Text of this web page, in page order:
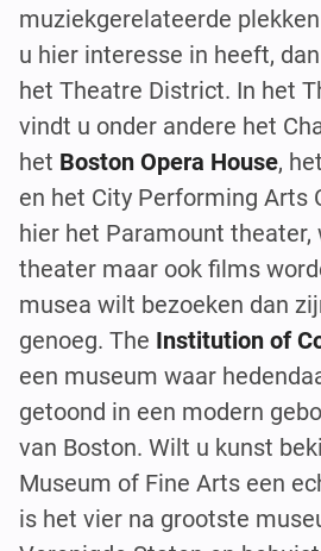
muziekgerelateerde
u hier interesse in heeft,
het Theatre District. In het
vindt u onder andere het
het Boston Opera House,
en het City Performing Arts
hier het Paramount theater,
theater maar ook films
musea wilt bezoeken dan
genoeg. The Institution of
een museum waar
getoond in een modern
van Boston. Wilt u kunst
Museum of Fine Arts een
is het vier na grootste